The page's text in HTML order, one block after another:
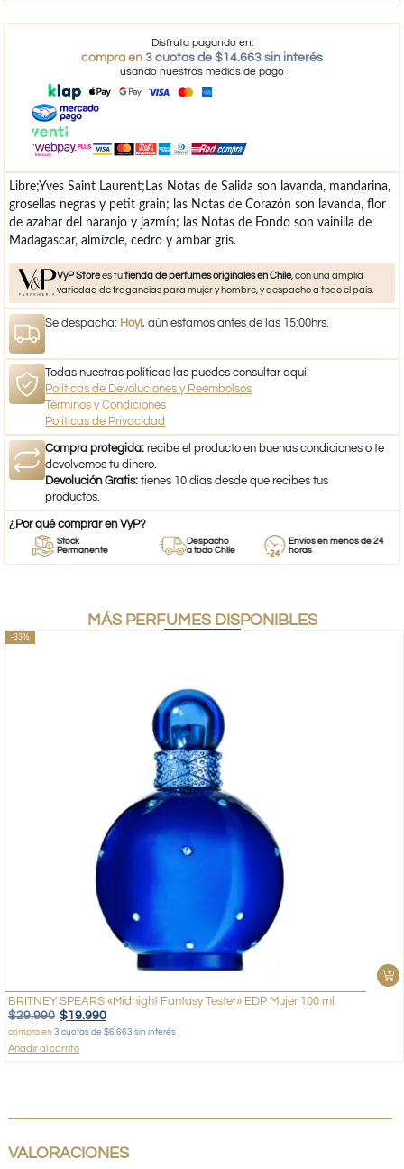
Disfruta pagando en:
compra en 3 cuotas de $14.663 sin interés
usando nuestros medios de pago
Libre;Yves Saint Laurent;Las Notas de Salida son lavanda, mandarina,
grosellas negras y petit grain; las Notas de Corazón son lavanda, flor
de azahar del naranjo y jazmín; las Notas de Fondo son vainilla de
Madagascar, almizcle, cedro y ámbar gris.
VyP Storees tutienda de perfumes originales en Chile, con una amplia
variedad de fragancias para mujer y hombre, y despacho a todo el país.
Se despacha: Hoy!, aún estamos antes de las 15:00hrs.
Todas nuestras políticas las puedes consultar aquí:
Políticas de Devoluciones y Reembolsos
Términos y Condiciones
Políticas de Privacidad
Compra protegida: recibe el producto en buenas condiciones o te
devolvemos tu dinero.
Devolución Gratis: tienes 10 días desde que recibes tus
productos.
¿Por qué comprar en VyP?
Stock
Permanente
Despacho
a todo Chile
Envíos en menos de 24
horas
MÁS PERFUMES DISPONIBLES
-33%
BRITNEY SPEARS «Midnight Fantasy Tester» EDP Mujer 100 ml
$29.990 $19.990
compra en 3 cuotas de $6.663 sin interés
Añadir al carrito
VALORACIONES